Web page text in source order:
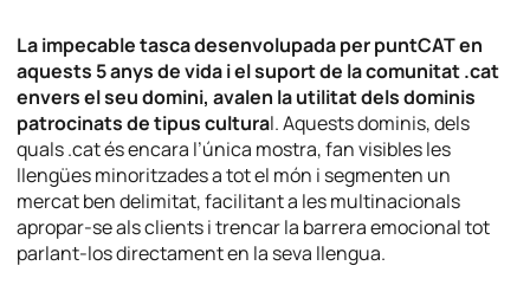
La impecable tasca desenvolupada per puntCAT en
aquests 5 anys de vida i el suport de la comunitat .cat
envers el seu domini, avalen la utilitat dels dominis
patrocinats de tipus cultural. Aquests dominis, dels
quals .cat és encara l’única mostra, fan visibles les
llengües minoritzades a tot el món i segmenten un
mercat ben delimitat, facilitant a les multinacionals
apropar-se als clients i trencar la barrera emocional tot
parlant-los directament en la seva llengua.